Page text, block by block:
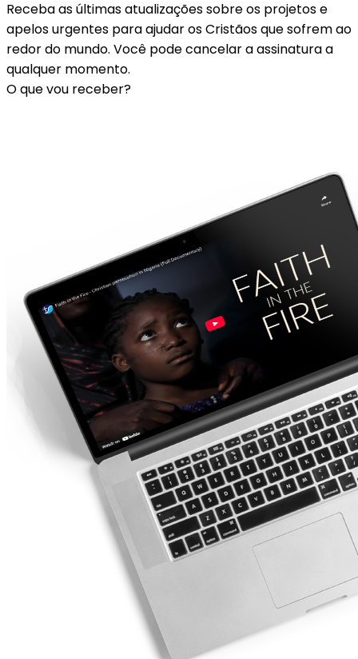
Receba as últimas atualizações sobre os projetos e
apelos urgentes para ajudar os Cristãos que sofrem ao
redor do mundo. Você pode cancelar a assinatura a
qualquer momento.
O que vou receber?